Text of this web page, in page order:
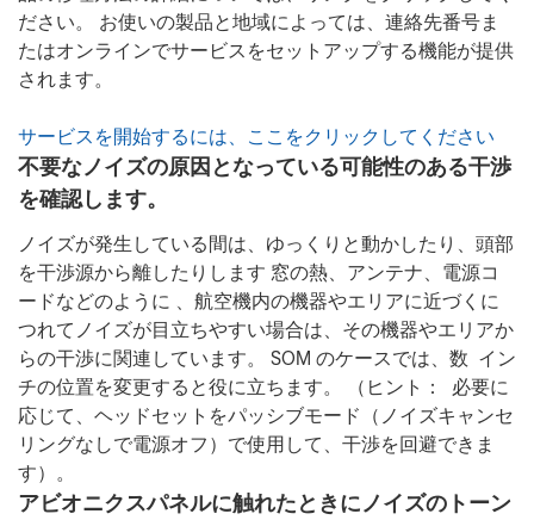
ださい。 お使いの製品と地域によっては、連絡先番号ま
たはオンラインでサービスをセットアップする機能が提供
されます。
サービスを開始するには、ここをクリックしてください
不要なノイズの原因となっている可能性のある干渉
を確認します。
ノイズが発生している間は、ゆっくりと動かしたり、頭部
を干渉源から離したりします 窓の熱、アンテナ、電源コ
ードなどのように 、航空機内の機器やエリアに近づくに
つれてノイズが目立ちやすい場合は、その機器やエリアか
らの干渉に関連しています。 SOM のケースでは、数 イン
チの位置を変更すると役に立ちます。 （ヒント： 必要に
応じて、ヘッドセットをパッシブモード（ノイズキャンセ
リングなしで電源オフ）で使用して、干渉を回避できま
す）。
アビオニクスパネルに触れたときにノイズのトーン